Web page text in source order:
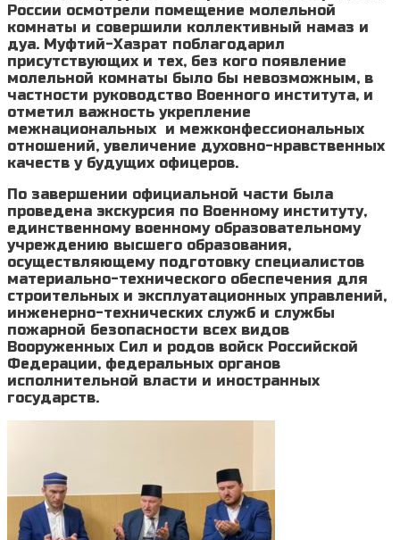
России осмотрели помещение молельной
комнаты и совершили коллективный намаз и
дуа. Муфтий-Хазрат поблагодарил
присутствующих и тех, без кого появление
молельной комнаты было бы невозможным, в
частности руководство Военного института, и
отметил важность укрепление
межнациональных и межконфессиональных
отношений, увеличение духовно-нравственных
качеств у будущих офицеров.
По завершении официальной части была
проведена экскурсия по Военному институту,
единственному военному образовательному
учреждению высшего образования,
осуществляющему подготовку специалистов
материально-технического обеспечения для
строительных и эксплуатационных управлений,
инженерно-технических служб и службы
пожарной безопасности всех видов
Вооруженных Сил и родов войск Российской
Федерации, федеральных органов
исполнительной власти и иностранных
государств.